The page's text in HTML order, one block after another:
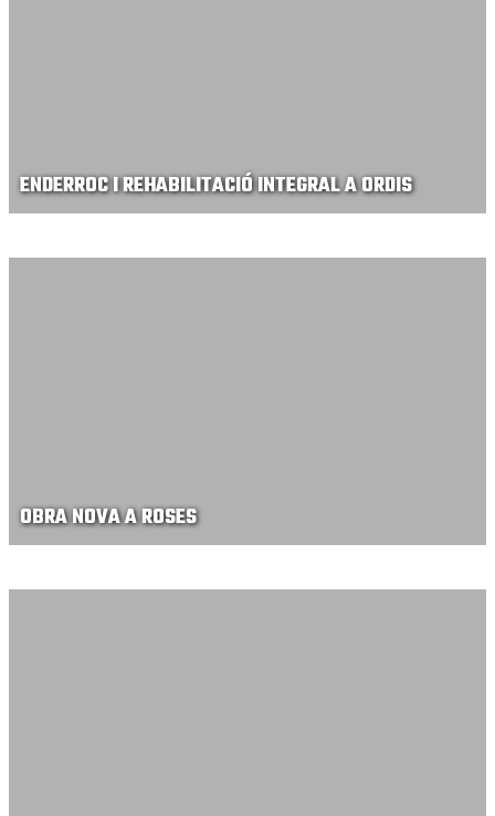
ENDERROC I REHABILITACIÓ INTEGRAL A ORDIS
OBRA NOVA A ROSES